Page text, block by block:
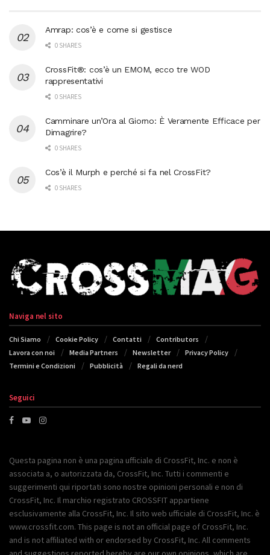
Amrap: cos’è e come si gestisce
0 SHARES
CrossFit®: cos’è un EMOM, ecco tre WOD
rappresentativi
0 SHARES
Camminare un’Ora al Giorno: È Veramente Efficace per
Dimagrire?
0 SHARES
Cos’è il Murph e perché si fa nel CrossFit?
0 SHARES
Naviga nel sito
Chi Siamo Cookie Policy Contatti
Contributors
Lavora con noi
Media Partners Newsletter
Privacy Policy
Termini e Condizioni
Pubblicità Regali da nerd
Seguici
Questa pagina non è una pagina ufficiale di CrossFit, Inc. e non è
associata a, o autorizzata da, CrossFit, Inc. Tutti i commenti e
suggerimenti qui riportati sono nostre opinioni personali e non di
CrossFit, Inc. Il marchio registrato CROSSFIT appartiene
esclusivamente alla CrossFit, Inc. Il sito web ufficiale di CrossFit, Inc. è
www.crossfit.com. This page is not an official page of CrossFit, Inc.
and is not affiliated with or endorsed by CrossFit, Inc. All comments